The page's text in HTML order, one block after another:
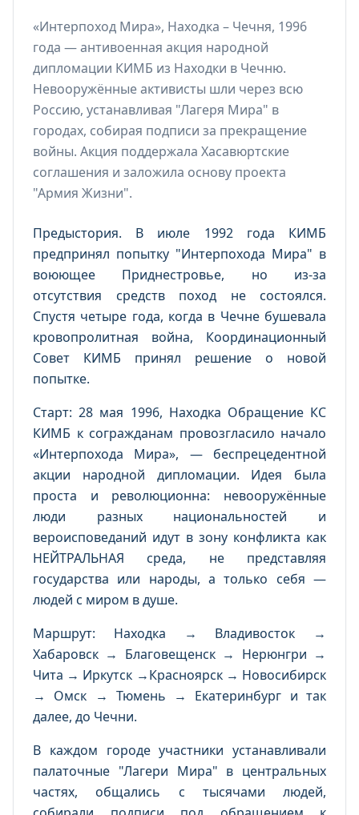
«Интерпоход Мира», Находка – Чечня, 1996
года — антивоенная акция народной
дипломации КИМБ из Находки в Чечню.
Невооружённые активисты шли через всю
Россию, устанавливая "Лагеря Мира" в
городах, собирая подписи за прекращение
войны. Акция поддержала Хасавюртские
соглашения и заложила основу проекта
"Армия Жизни".
Предыстория. В июле 1992 года КИМБ
предпринял попытку "Интерпохода Мира" в
воюющее Приднестровье, но из-за
отсутствия средств поход не состоялся.
Спустя четыре года, когда в Чечне бушевала
кровопролитная война, Координационный
Совет КИМБ принял решение о новой
попытке.
Старт: 28 мая 1996, Находка Обращение КС
КИМБ к согражданам провозгласило начало
«Интерпохода Мира», — беспрецедентной
акции народной дипломации. Идея была
проста и революционна: невооружённые
люди разных национальностей и
вероисповеданий идут в зону конфликта как
НЕЙТРАЛЬНАЯ среда, не представляя
государства или народы, а только себя —
людей с миром в душе.
Маршрут: Находка → Владивосток →
Хабаровск → Благовещенск → Нерюнгри →
Чита → Иркутск →Красноярск → Новосибирск
→ Омск → Тюмень → Екатеринбург и так
далее, до Чечни.
В каждом городе участники устанавливали
палаточные "Лагери Мира" в центральных
частях, общались с тысячами людей,